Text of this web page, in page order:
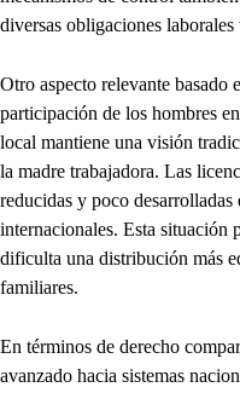
diversas obligaciones
Otro aspecto relevante basado
participación de los hombres
local mantiene una visión
la madre trabajadora. Las
reducidas y poco
internacionales. Esta situación
dificulta una distribución más
familiares.
En términos de derecho
avanzado hacia sistemas